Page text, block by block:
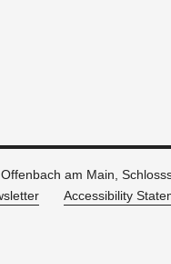
am Main,
Accessibility